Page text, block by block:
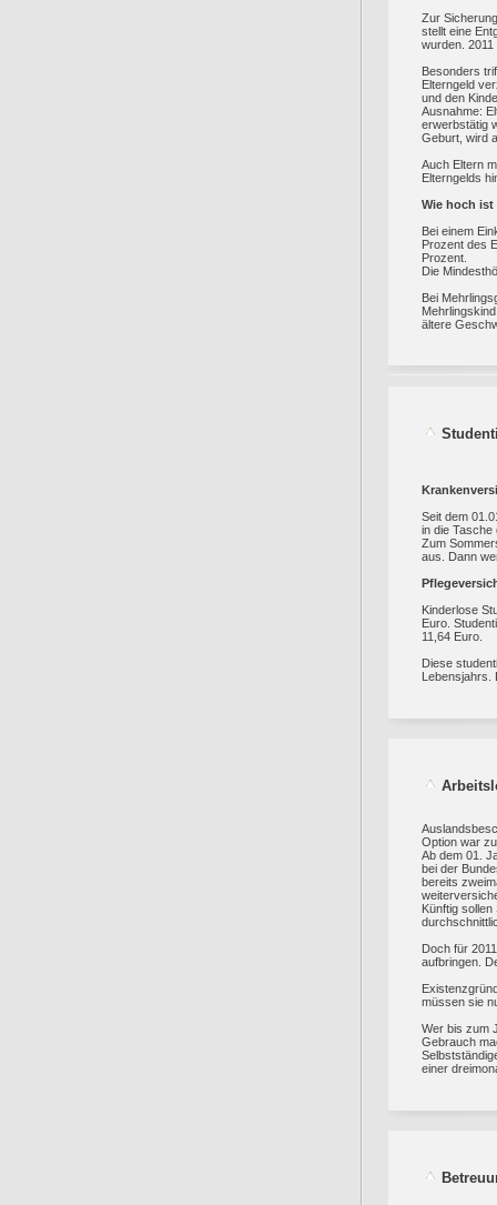
Zur
stellt eine
wurden.
Besonders
Elterngeld
und den
Ausnahme:
erwerbstätig
Geburt, wird
Auch Eltern
Elterngelds
Wie hoch ist
Bei einem
Prozent des
Prozent.
Die
Bei
ältere
Seit dem
in die Tasche
Zum
aus. Dann
Kinderlose
Euro.
11,64 Euro.
Diese
Lebensjahrs.
Option war
Ab dem 01.
bei der
bereits
Künftig
Doch für
aufbringen.
müssen sie
Wer bis zum
Gebrauch
einer